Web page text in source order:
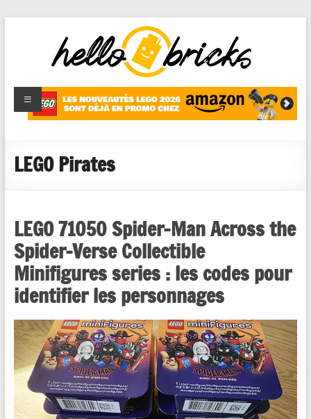
HelloBricks
Blog LEGO,
nouveaut�s
reviews
LEGO Pirates
LEGO 71050 Spider-Man Across the
Spider-Verse Collectible
Minifigures series : les codes pour
identifier les personnages